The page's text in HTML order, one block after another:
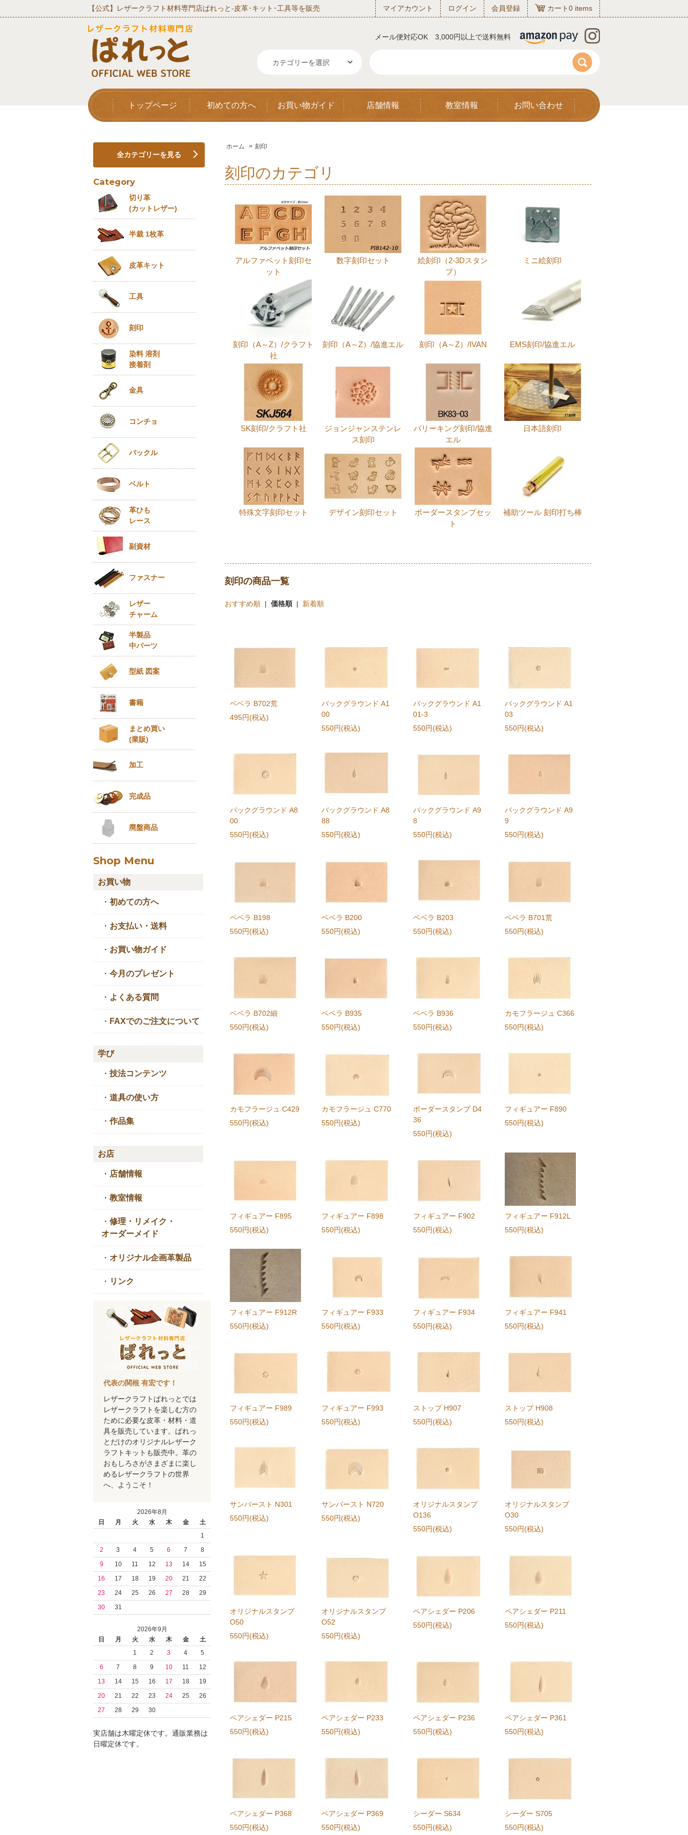
【公式】レザークラフト材料専門店ぱれっと‐皮革･キット･工具等を販売 マイアカウント ログイン 会員登録 カート0 items
メール便対応OK 3,000円以上で送料無料
トップページ 初めての方へ お買い物ガイド 店舗情報 教室情報 お問い合わせ
ホーム > 刻印
刻印のカテゴリ
アルファベット刻印セ
ット
数字刻印セット
絵刻印（2-3Dスタン
プ）
ミニ絵刻印
刻印（A～Z）/クラフト
社
刻印（A～Z）/協進エル 刻印（A～Z）/IVAN EMS刻印/協進エル
SK刻印/クラフト社
ジョンジャンステンレ
ス刻印
バリーキング刻印/協進
エル
日本語刻印
特殊文字刻印セット デザイン刻印セット
ボーダースタンプセッ
ト
補助ツール 刻印打ち棒
刻印の商品一覧
おすすめ順 |価格順 | 新着順
ベベラ B702荒
495円(税込)
バックグラウンド A1
00
550円(税込)
バックグラウンド A1
01-3
550円(税込)
バックグラウンド A1
03
550円(税込)
バックグラウンド A8
00
550円(税込)
バックグラウンド A8
88
550円(税込)
バックグラウンド A9
8
550円(税込)
バックグラウンド A9
9
550円(税込)
ベベラ B198
550円(税込)
ベベラ B200
550円(税込)
ベベラ B203
550円(税込)
ベベラ B701荒
550円(税込)
ベベラ B702細
550円(税込)
ベベラ B935
550円(税込)
ベベラ B936
550円(税込)
カモフラージュ C366
550円(税込)
カモフラージュ C429
550円(税込)
カモフラージュ C770
550円(税込)
ボーダースタンプ D4
36
550円(税込)
フィギュアー F890
550円(税込)
フィギュアー F895
550円(税込)
フィギュアー F898
550円(税込)
フィギュアー F902
550円(税込)
フィギュアー F912L
550円(税込)
フィギュアー F912R
550円(税込)
フィギュアー F933
550円(税込)
フィギュアー F934
550円(税込)
フィギュアー F941
550円(税込)
フィギュアー F989
550円(税込)
フィギュアー F993
550円(税込)
ストップ H907
550円(税込)
ストップ H908
550円(税込)
サンバースト N301
550円(税込)
サンバースト N720
550円(税込)
オリジナルスタンプ
O136
550円(税込)
オリジナルスタンプ
O30
550円(税込)
オリジナルスタンプ
O50
550円(税込)
オリジナルスタンプ
O52
550円(税込)
ペアシェダー P206
550円(税込)
ペアシェダー P211
550円(税込)
ペアシェダー P215
550円(税込)
ペアシェダー P233
550円(税込)
ペアシェダー P236
550円(税込)
ペアシェダー P361
550円(税込)
ペアシェダー P368
550円(税込)
ペアシェダー P369
550円(税込)
シーダー S634
550円(税込)
シーダー S705
550円(税込)
全カテゴリーを見る
Category
切り革
(カットレザー)
半裁 1枚革
皮革キット
工具
刻印
染料 溶剤
接着剤
金具
コンチョ
バックル
ベルト
革ひも
レース
副資材
ファスナー
レザー
チャーム
半製品
中パーツ
型紙 図案
書籍
まとめ買い
(業販)
加工
完成品
廃盤商品
Shop Menu
お買い物
・ 初めての方へ
・ お支払い・送料
・ お買い物ガイド
・ 今月のプレゼント
・ よくある質問
・ FAXでのご注文について
学び
・ 技法コンテンツ
・ 道具の使い方
・ 作品集
お店
・ 店舗情報
・ 教室情報
・ 修理・リメイク・
オーダーメイド
・ オリジナル企画革製品
・ リンク
代表の関根 有宏です！
レザークラフトぱれっとでは
レザークラフトを楽しむ方の
ために必要な皮革・材料・道
具を販売しています。ぱれっ
とだけのオリジナルレザーク
ラフトキットも販売中。革の
おもしろさがさまざまに楽し
めるレザークラフトの世界
へ、ようこそ！
2026年8月
日
月 火 水 木 金
土
1
2
3 4 5 6 7
8
9
10 11 12 13 14
15
16
17 18 19 20 21
22
23
24 25 26 27 28
29
30
31
2026年9月
日
月 火 水 木 金
土
1
2 3 4
5
6
7 8 9 10 11
12
13
14 15 16 17 18
19
20
21 22 23 24 25
26
27
28 29 30
実店舗は木曜定休です。通販業務は
日曜定休です。